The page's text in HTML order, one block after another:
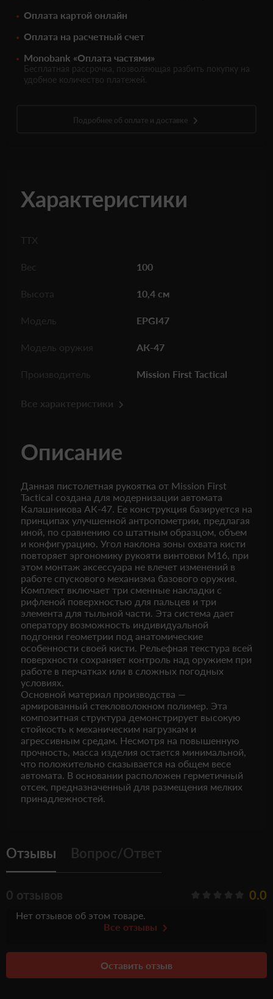
Оплата картой онлайн
Оплата на расчетный счет
Monobank «Оплата частями»
Бесплатная рассрочка, позволяющая разбить покупку на
удобное количество платежей.
Подробнее об оплате и доставке
Характеристики
ТТХ
Вес 100
Высота 10,4 см
Модель EPGI47
Модель оружия АК-47
Производитель Mission First Tactical
Все характеристики
Описание
Данная пистолетная рукоятка от Mission First
Tactical создана для модернизации автомата
Калашникова АК-47. Ее конструкция базируется на
принципах улучшенной антропометрии, предлагая
иной, по сравнению со штатным образцом, объем
и конфигурацию. Угол наклона зоны охвата кисти
повторяет эргономику рукояти винтовки M16, при
этом монтаж аксессуара не влечет изменений в
работе спускового механизма базового оружия.
Комплект включает три сменные накладки с
рифленой поверхностью для пальцев и три
элемента для тыльной части. Эта система дает
оператору возможность индивидуальной
подгонки геометрии под анатомические
особенности своей кисти. Рельефная текстура всей
поверхности сохраняет контроль над оружием при
работе в перчатках или в сложных погодных
условиях.
Основной материал производства —
армированный стекловолокном полимер. Эта
композитная структура демонстрирует высокую
стойкость к механическим нагрузкам и
агрессивным средам. Несмотря на повышенную
прочность, масса изделия остается минимальной,
что положительно сказывается на общем весе
автомата. В основании расположен герметичный
отсек, предназначенный для размещения мелких
принадлежностей.
Отзывы Вопрос/Ответ
0 отзывов 0.0
Нет отзывов об этом товаре.
Все отзывы
Оставить отзыв